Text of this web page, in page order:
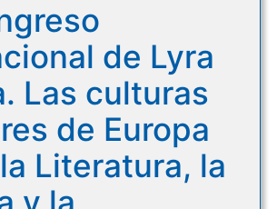
de Lyra
Las culturas
de Europa
Literatura, la